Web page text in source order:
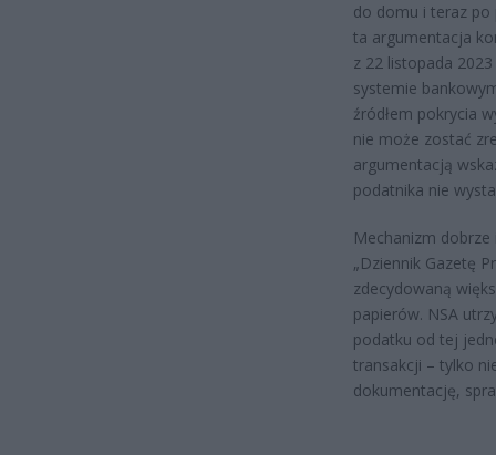
do domu i teraz po
ta argumentacja
z 22 listopada
systemie
źródłem pokrycia
nie może zostać
argumentacją
podatnika nie
Mechanizm
„Dziennik Gazetę
zdecydowaną
papierów. NSA
podatku od tej
transakcji – tylko
dokumentację,